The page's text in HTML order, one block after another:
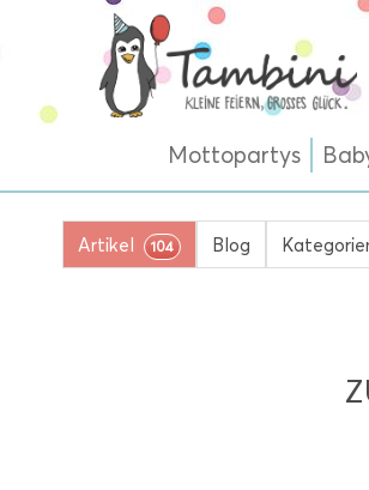
Mottopartys
Artikel 104 Blog